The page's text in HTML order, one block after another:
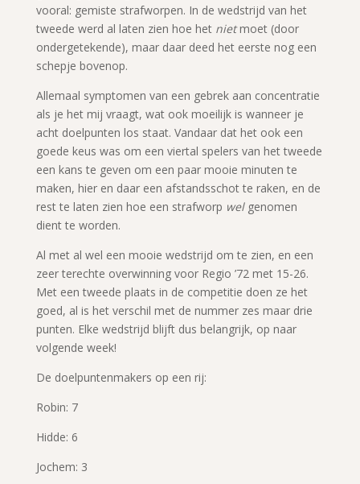
vooral: gemiste strafworpen. In de wedstrijd van het
tweede werd al laten zien hoe het nietmoet (door
ondergetekende), maar daar deed het eerste nog een
schepje bovenop.
Allemaal symptomen van een gebrek aan concentratie
als je het mij vraagt, wat ook moeilijk is wanneer je
acht doelpunten los staat. Vandaar dat het ook een
goede keus was om een viertal spelers van het tweede
een kans te geven om een paar mooie minuten te
maken, hier en daar een afstandsschot te raken, en de
rest te laten zien hoe een strafworp welgenomen
dient te worden.
Al met al wel een mooie wedstrijd om te zien, en een
zeer terechte overwinning voor Regio ’72 met 15-26.
Met een tweede plaats in de competitie doen ze het
goed, al is het verschil met de nummer zes maar drie
punten. Elke wedstrijd blijft dus belangrijk, op naar
volgende week!
De doelpuntenmakers op een rij:
Robin: 7
Hidde: 6
Jochem: 3